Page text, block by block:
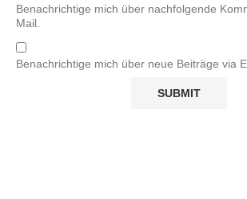
Benachrichtige mich über nachfolgende
Mail.
Benachrichtige mich über neue Beiträge via